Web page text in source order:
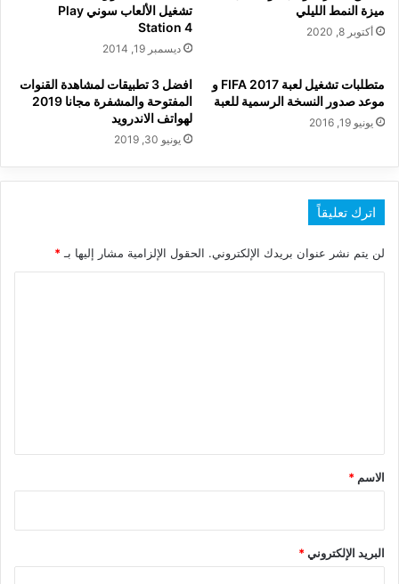
ميزة النمط الليلي
أكتوبر 8, 2020
تشغيل الألعاب سوني Play
Station 4
ديسمبر 19, 2014
متطلبات تشغيل لعبة FIFA 2017 و
موعد صدور النسخة الرسمية للعبة
يونيو 19, 2016
افضل 3 تطبيقات لمشاهدة القنوات
المفتوحة والمشفرة مجانا 2019
لهواتف الاندرويد
يونيو 30, 2019
اترك تعليقاً
لن يتم نشر عنوان بريدك الإلكتروني. الحقول الإلزامية مشار إليها بـ *
*
الاسم *
البريد الإلكتروني*